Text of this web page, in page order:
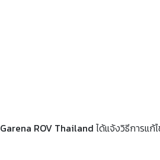
Garena ROV Thailand ได้แจ้งวิธีการแก้